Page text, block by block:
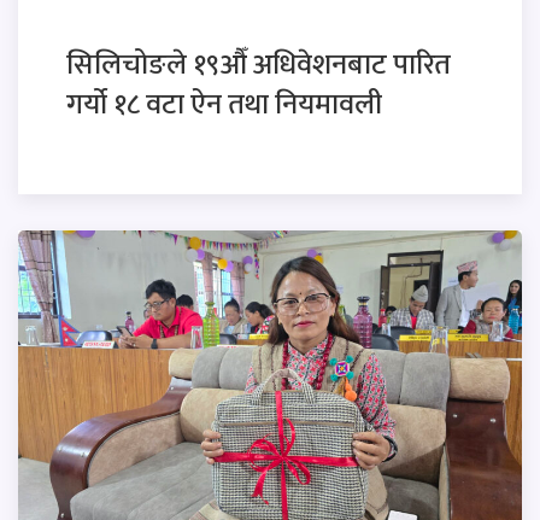
सिलिचोङले १९औँ अधिवेशनबाट पारित
गर्यो १८ वटा ऐन तथा नियमावली